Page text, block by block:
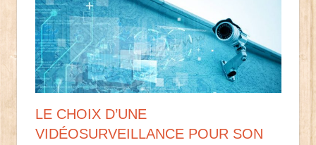
LE CHOIX D’UNE
VIDÉOSURVEILLANCE POUR SON